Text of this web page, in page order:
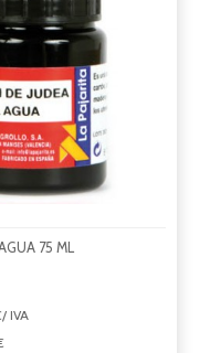
75 ML
IVA